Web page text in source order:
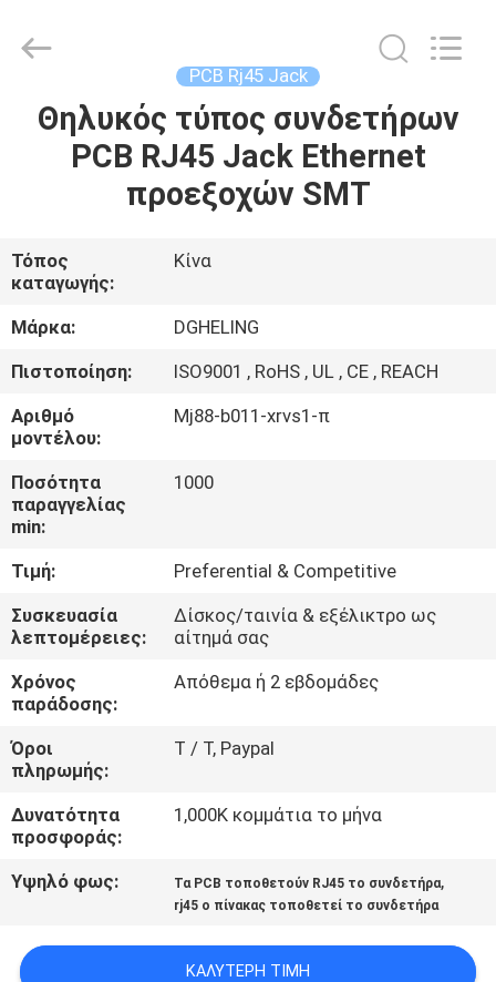
ΣΠΊΤΙ
ΠΡΟΪΌΝΤΑ
ΠΕΡΊΠΟΥ
ΕΜΕΊΣ
ΓΎΡΟΣ
ΕΡΓΟΣΤΑΣΊΩΝ
ΠΟΙΟΤΙΚΌΣ
ΈΛΕΓΧΟΣ
ΜΑΣ
ΕΛΆΤΕ
ΕΠΑΦΉ
ΜΕ
ΖΗΤΉΣΤΕ
ΈΝΑ
ΑΠΌΣΠΑΣΜΑ
SITEMAP
Ltd..
Developed
PCB Rj45 Jack
Θηλυκός τύπος συνδετήρων
PCB RJ45 Jack Ethernet
προεξοχών SMT
Τόπος
καταγωγής:
Κίνα
Μάρκα:
DGHELING
Πιστοποίηση:
ISO9001 , RoHS , UL , CE , REACH
Αριθμό
μοντέλου:
Mj88-b011-xrvs1-π
Ποσότητα
παραγγελίας
min:
1000
Τιμή:
Preferential & Competitive
Συσκευασία
λεπτομέρειες:
Δίσκος/ταινία & εξέλικτρο ως
αίτημά σας
Χρόνος
παράδοσης:
Απόθεμα ή 2 εβδομάδες
Όροι
πληρωμής:
T / Τ, Paypal
Δυνατότητα
προσφοράς:
1,000K κομμάτια το μήνα
Υψηλό φως: Τα PCB τοποθετούν RJ45 το συνδετήρα,
rj45 ο πίνακας τοποθετεί το συνδετήρα
ΚΑΛΎΤΕΡΗ ΤΙΜΉ